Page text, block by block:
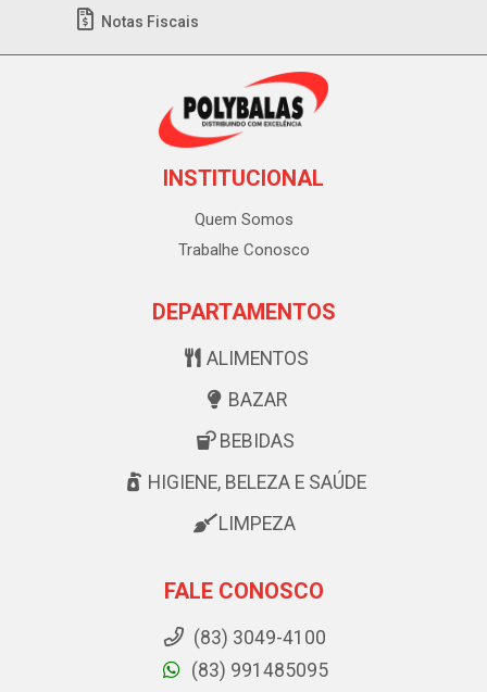
Notas Fiscais
INSTITUCIONAL
Quem Somos
Trabalhe Conosco
DEPARTAMENTOS
ALIMENTOS
BAZAR
BEBIDAS
HIGIENE, BELEZA E SAÚDE
LIMPEZA
FALE CONOSCO
(83) 3049-4100
(83) 991485095